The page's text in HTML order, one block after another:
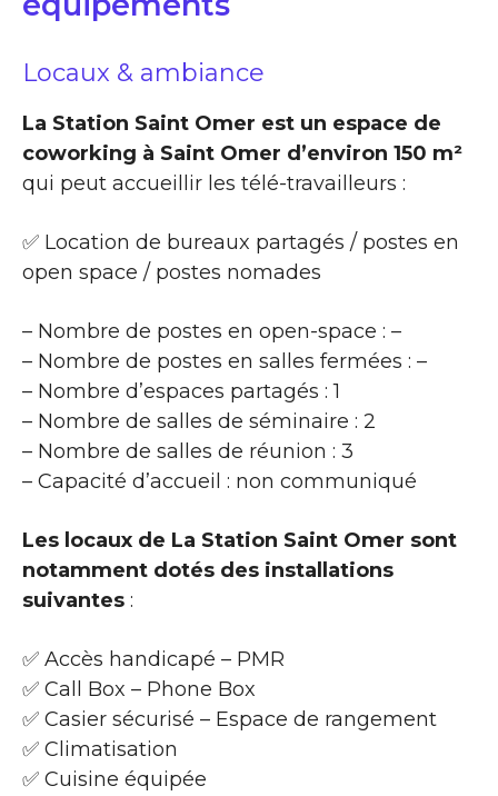
Locaux & ambiance
La Station Saint Omer est un espace de
coworking à Saint Omer d’environ 150 m²
qui peut accueillir les télé-travailleurs :
✅ Location de bureaux partagés / postes en
open space / postes nomades
– Nombre de postes en open-space : –
– Nombre de postes en salles fermées : –
– Nombre d’espaces partagés : 1
– Nombre de salles de séminaire : 2
– Nombre de salles de réunion : 3
– Capacité d’accueil : non communiqué
Les locaux de La Station Saint Omer sont
notamment dotés des installations
suivantes :
✅ Accès handicapé – PMR
✅ Call Box – Phone Box
✅ Casier sécurisé – Espace de rangement
✅ Climatisation
✅ Cuisine équipée